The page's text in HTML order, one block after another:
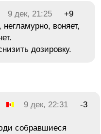
9 дек, 21:25
+9
воняет,
дозировку.
9 дек, 22:31 -3
собравшиеся